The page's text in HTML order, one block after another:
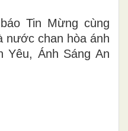
Tin Mừng cùng
nước chan hòa ánh
Yêu, Ánh Sáng An